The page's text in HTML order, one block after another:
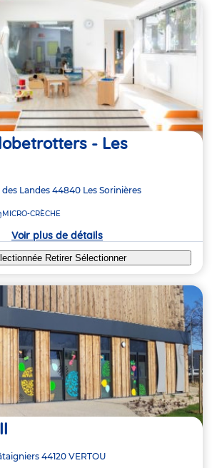
- Les
Landes 44840 Les Sorinières
MICRO-CRÈCHE
Voir plus de détails
Retirer Sélectionner
44120 VERTOU